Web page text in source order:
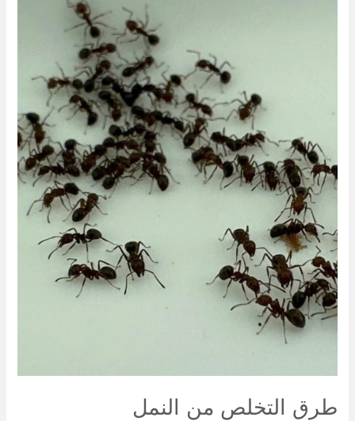
طرق التخلص من النمل